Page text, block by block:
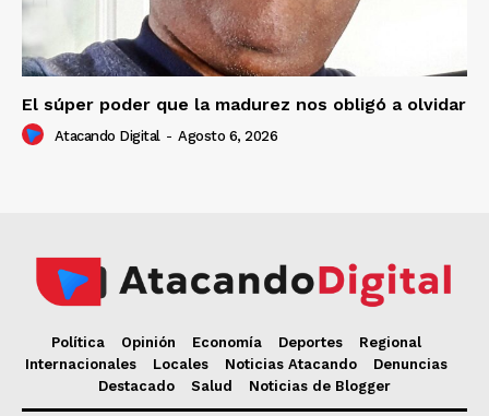
El súper poder que la madurez nos obligó a olvidar
Atacando Digital - Agosto 6, 2026
Política Opinión Economía Deportes
Regional
Internacionales
Locales Noticias Atacando
Denuncias
Destacado
Salud Noticias de Blogger